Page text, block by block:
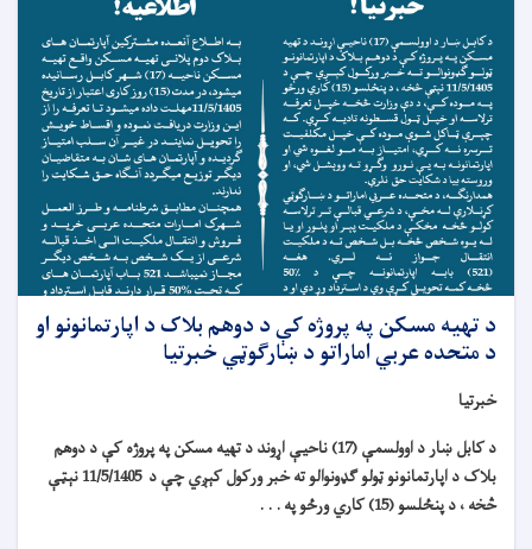
د تهیه مسکن په پروژه کې د دوهم بلاک د اپارتمانونو او
د متحده عربي اماراتو د ښارګوټي خبرتیا
خبرتیا
د کابل ښار د اوولسمې (17) ناحیې اړوند د تهیه مسکن په پروژه کې د دوهم
بلاک د اپارتمانونو ټولو ګډونوالو ته خبر ورکول کېږي چې د 11/5/1405 نېټې
څخه ، د پنځلسو (15) کاري ورځو په . . .